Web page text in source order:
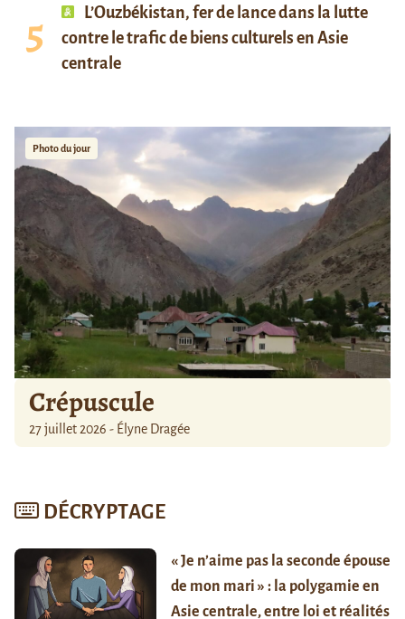
L’Ouzbékistan, fer de lance dans la lutte
contre le trafic de biens culturels en Asie
centrale
Photo du jour
Crépuscule
27 juillet 2026 - Élyne Dragée
DÉCRYPTAGE
« Je n’aime pas la seconde épouse
de mon mari » : la polygamie en
Asie centrale, entre loi et réalités